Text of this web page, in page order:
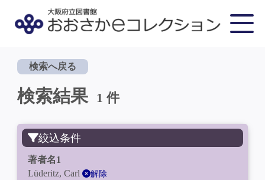
検索へ戻る
検索結果 1 件
絞込条件
著者名1
Lüderitz, Carl
解除